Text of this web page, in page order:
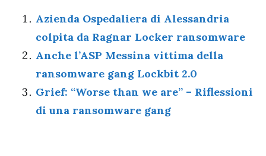
Azienda Ospedaliera di Alessandria
colpita da Ragnar Locker ransomware
Anche l’ASP Messina vittima della
ransomware gang Lockbit 2.0
Grief: “Worse than we are” – Riflessioni
di una ransomware gang